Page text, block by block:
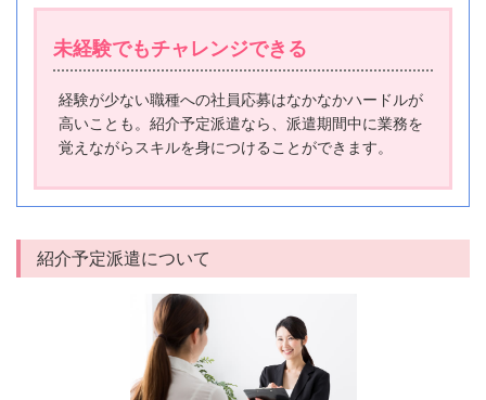
未経験でもチャレンジできる
経験が少ない職種への社員応募はなかなかハードルが
高いことも。紹介予定派遣なら、派遣期間中に業務を
覚えながらスキルを身につけることができます。
紹介予定派遣について